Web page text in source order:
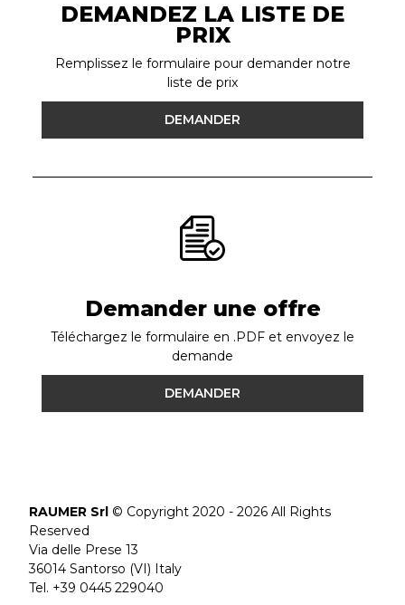
DEMANDEZ LA LISTE DE
PRIX
Remplissez le formulaire pour demander notre
liste de prix
DEMANDER
Demander une offre
Téléchargez le formulaire en .PDF et envoyez le
demande
DEMANDER
RAUMER Srl © Copyright 2020 - 2026 All Rights
Reserved
Via delle Prese 13
36014 Santorso (VI) Italy
Tel. +39 0445 229040